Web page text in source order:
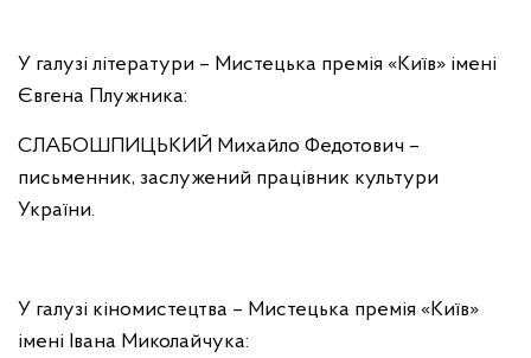
У галузі літератури – Мистецька премія «Київ» імені
Євгена Плужника:
СЛАБОШПИЦЬКИЙ Михайло Федотович –
письменник, заслужений працівник культури
України.
У галузі кіномистецтва – Мистецька премія «Київ»
імені Івана Миколайчука: